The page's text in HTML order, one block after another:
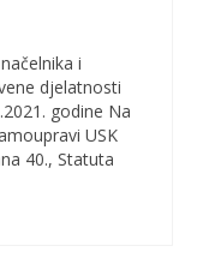
i
djelatnosti
godine Na
USK
40., Statuta